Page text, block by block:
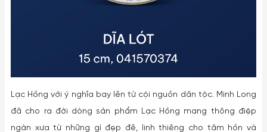
Lạc Hồng với ý nghĩa bay lên từ cội nguồn dân tộc. Minh Long
đã cho ra đời dòng sản phẩm Lạc Hồng mang thông điệp
ngàn xưa từ những gì đẹp đẽ, linh thiêng cho tâm hồn và